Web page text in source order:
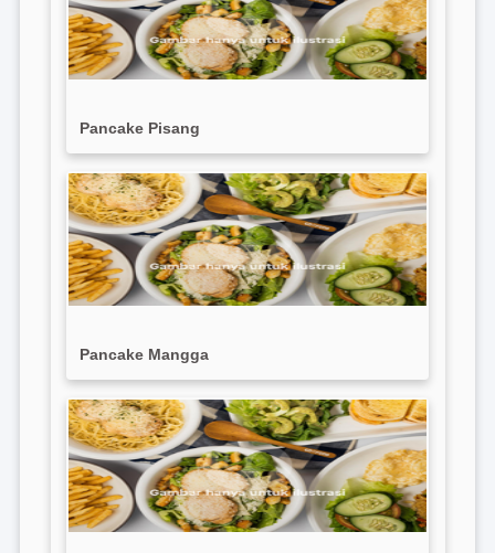
Pancake Pisang
Pancake Mangga